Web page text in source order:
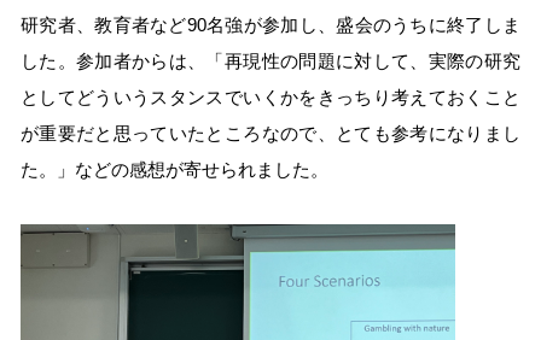
研究者、教育者など90名強が参加し、盛会のうちに終了しま
した。参加者からは、「再現性の問題に対して、実際の研究
としてどういうスタンスでいくかをきっちり考えておくこと
が重要だと思っていたところなので、とても参考になりまし
た。」などの感想が寄せられました。